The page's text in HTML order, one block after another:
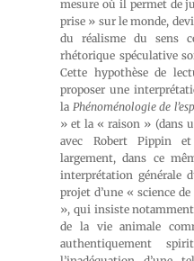
mesure où il permet de
prise » sur le monde,
du réalisme du sens
rhétorique spéculative
Cette hypothèse de
proposer une
la Phénoménologie de
» et la « raison » (dans
avec Robert Pippin
largement, dans ce
interprétation générale
projet d’une « science de
», qui insiste notamment
de la vie animale
authentiquement